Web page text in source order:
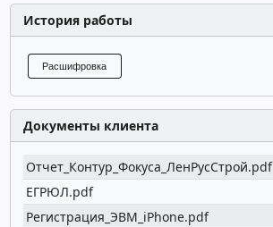
История работы
Расшифровка
Документы клиента
Отчет_Контур_Фокуса_ЛенРусСтрой.pdf
ЕГРЮЛ.pdf
Регистрация_ЭВМ_iPhone.pdf